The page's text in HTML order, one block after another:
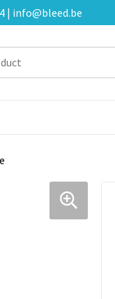
| info@bleed.be